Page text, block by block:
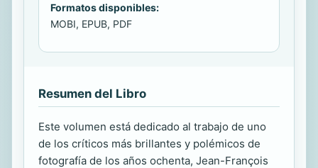
Formatos disponibles:
MOBI, EPUB, PDF
Resumen del Libro
Este volumen está dedicado al trabajo de uno
de los críticos más brillantes y polémicos de
fotografía de los años ochenta, Jean-François